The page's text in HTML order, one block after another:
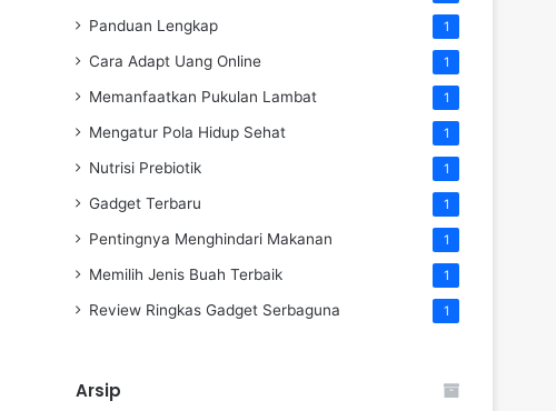
Panduan Lengkap 1
Cara Adapt Uang Online 1
Memanfaatkan Pukulan Lambat 1
Mengatur Pola Hidup Sehat 1
Nutrisi Prebiotik 1
Gadget Terbaru 1
Pentingnya Menghindari Makanan 1
Memilih Jenis Buah Terbaik 1
Review Ringkas Gadget Serbaguna 1
Arsip